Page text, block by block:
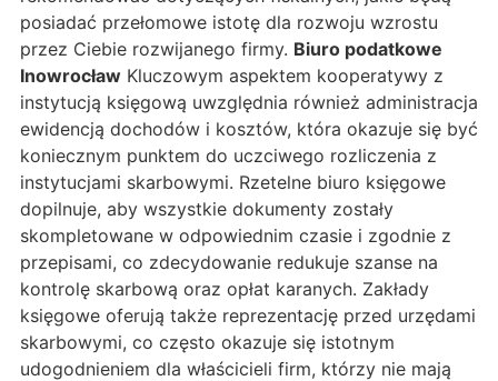
posiadać przełomowe istotę dla rozwoju wzrostu
przez Ciebie rozwijanego firmy. Biuro podatkowe
Inowrocław Kluczowym aspektem kooperatywy z
instytucją księgową uwzględnia również administracja
ewidencją dochodów i kosztów, która okazuje się być
koniecznym punktem do uczciwego rozliczenia z
instytucjami skarbowymi. Rzetelne biuro księgowe
dopilnuje, aby wszystkie dokumenty zostały
skompletowane w odpowiednim czasie i zgodnie z
przepisami, co zdecydowanie redukuje szanse na
kontrolę skarbową oraz opłat karanych. Zakłady
księgowe oferują także reprezentację przed urzędami
skarbowymi, co często okazuje się istotnym
udogodnieniem dla właścicieli firm, którzy nie mają